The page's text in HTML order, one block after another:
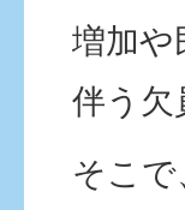
増加や
伴う欠
そこで